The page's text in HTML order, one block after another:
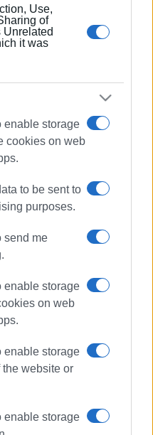
Use,
of
Unrelated
it was
enable storage
cookies on web
to be sent to
purposes.
send me
enable storage
on web
enable storage
website or
enable storage
e-paper